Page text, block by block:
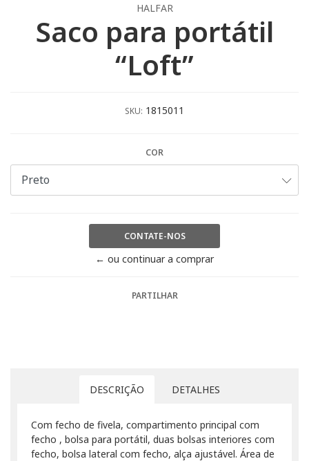
HALFAR
Saco para portátil
“Loft”
SKU: 1815011
COR
CONTATE-NOS
← ou continuar a comprar
PARTILHAR
DESCRIÇÃO DETALHES
Com fecho de fivela, compartimento principal com
fecho , bolsa para portátil, duas bolsas interiores com
fecho, bolsa lateral com fecho, alça ajustável. Área de